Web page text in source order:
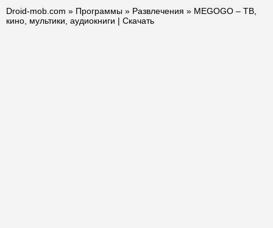
Droid-mob.com » Программы » Развлечения » MEGOGO – ТВ,
кино, мультики, аудиокниги | Скачать